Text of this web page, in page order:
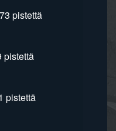
pistettä
pistettä
pistettä